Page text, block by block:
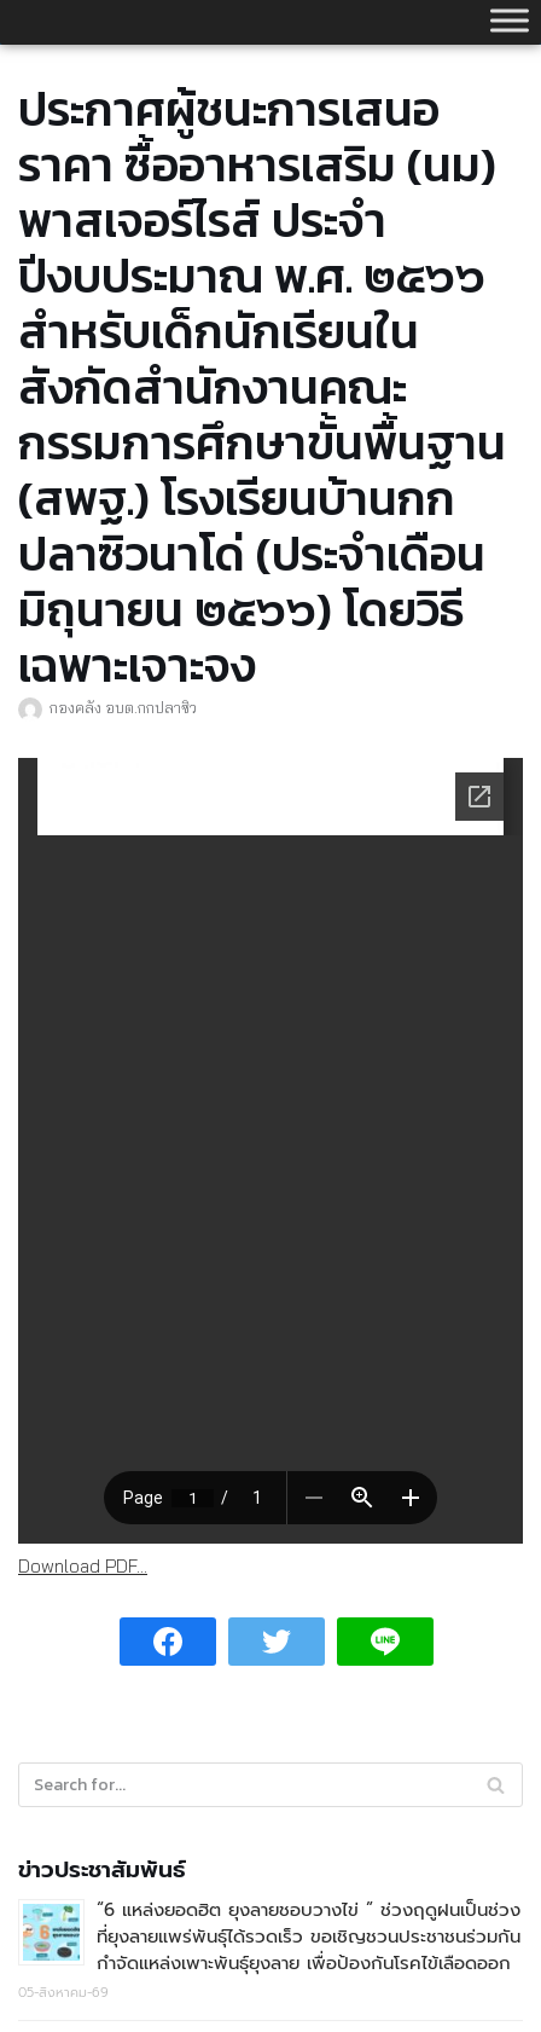
to
ประกาศผู้ชนะการเสนอ
ราคา ซื้ออาหารเสริม (นม)
พาสเจอร์ไรส์ ประจำ
ปีงบประมาณ พ.ศ. ๒๕๖๖
สำหรับเด็กนักเรียนใน
สังกัดสำนักงานคณะ
กรรมการศึกษาขั้นพื้นฐาน
(สพฐ.) โรงเรียนบ้านกก
ปลาซิวนาโด่ (ประจำเดือน
มิถุนายน ๒๕๖๖) โดยวิธี
เฉพาะเจาะจง
กองคลัง อบต.กกปลาซิว
Download PDF...
ข่าวประชาสัมพันธ์
“6 แหล่งยอดฮิต ยุงลายชอบวางไข่ ” ช่วงฤดูฝนเป็นช่วง
ที่ยุงลายแพร่พันธุ์ได้รวดเร็ว ขอเชิญชวนประชาชนร่วมกัน
กำจัดแหล่งเพาะพันธุ์ยุงลาย เพื่อป้องกันโรคไข้เลือดออก
05-สิงหาคม-69